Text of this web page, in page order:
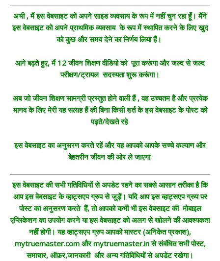
अभी , मैं इस वेबसाइट को अपने साइड व्यवसाय के रूप में नहीं चुन रहा हूँ। मैंने
इस वेबसाइट को अपने प्राथमिक व्यवसाय के रूप में स्थापित करने के लिए खुद
को कुछ और समय देने का निर्णय लिया हैं।
आगे बढ़ते हुए, मैं 12 जीवन शिक्षण वीडियो को पूरा करूंगा और जल्द से जल्द
परीक्षण/ट्रायल सदस्यता शुरू करूंगा।
अब जो जीवन शिक्षण सामग्री प्रस्तुत होने वाली हैं , वह उच्चतम है और प्रत्येक
मानव के लिए मेरी यह सलाह हैं की बिना किसी शर्त के इस वेबसाइट के पोस्ट को
पढ़ते/देखते रहे
इस वेबसाइट का अनुसरण करते रहें और यह आपको आपके सच्चे कल्याण और
बेहतरीन जीवन की ओर ले जाएगा
इस वेबसाइट की सभी गतिविधियों से अपडेट रहने का सबसे आसान तरीका है कि
आप इस वेबसाइट के व्हाट्सएप ग्रुप से जुड़ें। यदि आप इस व्हाट्सएप ग्रुप पर
पोस्ट का अनुसरण करते हैं, तो आपको कभी भी इस वेबसाइट की मोबाइल
एप्लिकेशन का उपयोग करने या इस वेबसाइट को अलग से खोलने की आवश्यकता
नहीं होगी। यह व्हाट्सएप ग्रुप आपको मास्टर (अनिकेत प्रकाश),
mytruemaster.com और mytruemaster.in से संबंधित सभी पोस्ट,
समाचार, ऑफ़र,जानकारी और अन्य गतिविधियों से अपडेट रखेगा।